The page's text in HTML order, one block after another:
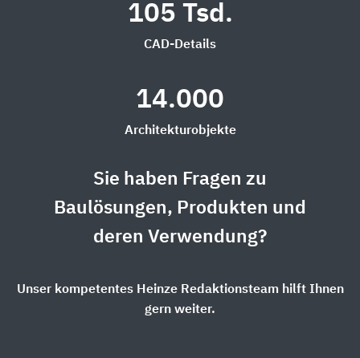
105 Tsd.
CAD-Details
14.000
Architekturobjekte
Sie haben Fragen zu
Baulösungen, Produkten und
deren Verwendung?
Unser kompetentes Heinze Redaktionsteam hilft Ihnen
gern weiter.